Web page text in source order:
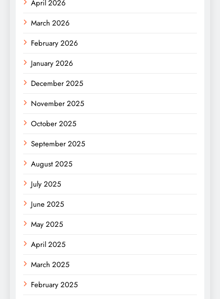
April 2026
March 2026
February 2026
January 2026
December 2025
November 2025
October 2025
September 2025
August 2025
July 2025
June 2025
May 2025
April 2025
March 2025
February 2025